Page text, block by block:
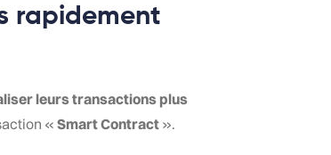
rapidement
leurs transactions plus
«Smart Contract ».